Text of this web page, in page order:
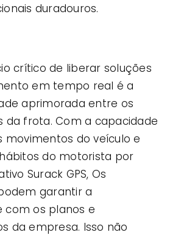
duradouros.
crítico de liberar soluções
em tempo real é a
aprimorada entre os
da frota. Com a capacidade
movimentos do veículo e
do motorista por
Surack GPS, Os
garantir a
com os planos e
da empresa. Isso não